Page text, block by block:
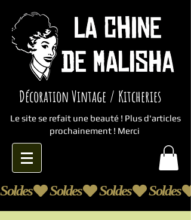
Décoration Vintage / Kitcheries
Le site se refait une beauté ! Plus d'articles
prochainement ! Merci
Soldes